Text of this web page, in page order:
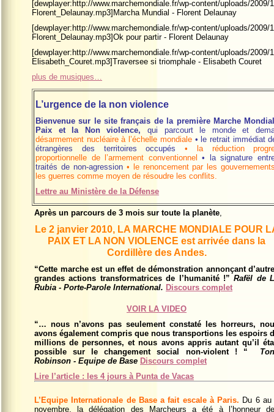
[dewplayer:http://www.marchemondiale.fr/wp-content/uploads/2009/
Florent_Delaunay.mp3]Marcha Mundial - Florent Delaunay
[dewplayer:http://www.marchemondiale.fr/wp-content/uploads/2009/
Florent_Delaunay.mp3]Ok pour partir - Florent Delaunay
[dewplayer:http://www.marchemondiale.fr/wp-content/uploads/2009/
Elisabeth_Couret.mp3]Traversee si triomphale - Elisabeth Couret
plus de musiques…
L’urgence de la non violence
Bienvenue sur le site français de la première Marche
Paix et la Non violence,
qui parcourt le monde et
désarmement nucléaire à l’échelle mondiale•le retrait immédiat
étrangères des territoires occupés
•
la réduction
proportionnelle de l’armement conventionnel • la signature
traités de non-agression • le renoncement par les
les guerres comme moyen de résoudre les conflits.
Lettre au Ministère de la Défense
Après un parcours de 3 mois sur toute la planète
Le 2 janvier 2010, LA MARCHE MONDIALE POUR
PAIX ET LA NON VIOLENCE est arrivée dans la
Cordillère des Andes.
“Cette marche est un effet de démonstration annonçant
grandes actions transformatrices de l’humanité !”Rafël de
Rubia - Porte-Parole International. Discours complet
VOIR LA VIDEO
“… nous n’avons pas seulement constaté les horreurs,
avons également compris que nous transportions les espoirs
millions de personnes, et nous avons appris autant qu’il
possible sur le changement social non-violent ! “
Robinson - Equipe de Base Discours complet
Lire l’article : les 4 jours à Punta de Vacas
L’Equipe Internationale de Base a fait escale à Paris. Du 6 au
novembre, la délégation des Marcheurs a été à l’honneur